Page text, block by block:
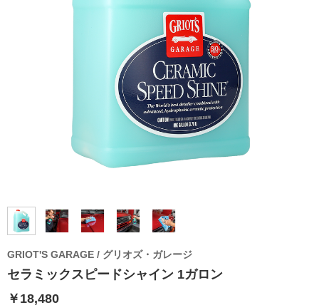
GRIOT'S GARAGE / グリオズ・ガレージ
セラミックスピードシャイン 1ガロン
￥18,480